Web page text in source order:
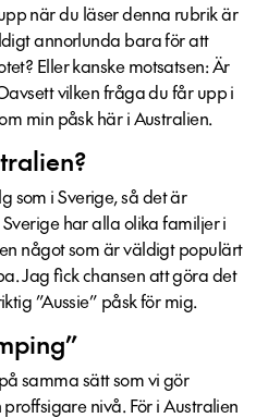
när du läser denna rubrik är
annorlunda bara för att
Eller kanske motsatsen: Är
vilken fråga du får upp i
min påsk här i Australien.
som i Sverige, så det är
har alla olika familjer i
något som är väldigt populärt
Jag ﬁck chansen att göra det
”Aussie” påsk för mig.
samma sätt som vi gör
nivå. För i Australien